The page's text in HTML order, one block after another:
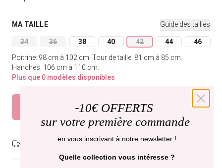
MA TAILLE Guide des tailles
34
Variante épuisée ou indisponible
36
Variante épuisée ou indisponible
38
Variante épuisée ou indisponible
40
Variante épuisée ou indisponible
42
Variante épuisée ou
44
Variante
46
Poitrine: 98 cm à 102 cm. Tour de taille: 81 cm à 85 cm.
Hanches: 106 cm à 110 cm.
Plus que 0 modèles disponibles
Prévenez-moi
Livraison gratuite,recevez-la mercredi .
-10€ OFFERTS
sur votre première commande
en vous inscrivant à notre newsletter !
Quelle collection vous intéresse ?